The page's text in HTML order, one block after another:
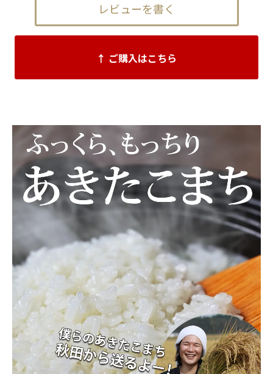
レビューを書く
↑ ご購入はこちら